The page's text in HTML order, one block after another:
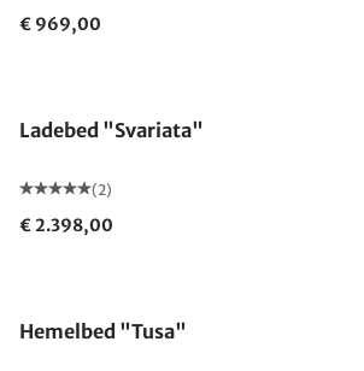
€ 969,00
Ladebed "Svariata"
(2)
€ 2.398,00
Hemelbed "Tusa"